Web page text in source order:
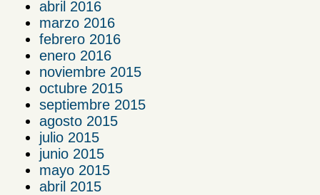
abril 2016
marzo 2016
febrero 2016
enero 2016
noviembre 2015
octubre 2015
septiembre 2015
agosto 2015
julio 2015
junio 2015
mayo 2015
abril 2015